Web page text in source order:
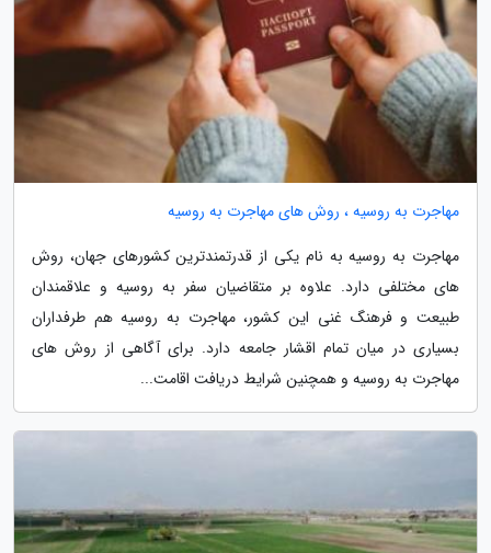
مهاجرت به روسیه ، روش های مهاجرت به روسیه
مهاجرت به روسیه به نام یکی از قدرتمندترین کشورهای جهان، روش
های مختلفی دارد. علاوه بر متقاضیان سفر به روسیه و علاقمندان
طبیعت و فرهنگ غنی این کشور، مهاجرت به روسیه هم طرفداران
بسیاری در میان تمام اقشار جامعه دارد. برای آگاهی از روش های
مهاجرت به روسیه و همچنین شرایط دریافت اقامت...